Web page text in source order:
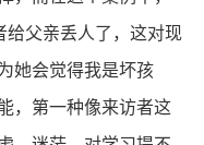
给父亲丢人了，这对现
她会觉得我是坏孩
，第一种像来访者这